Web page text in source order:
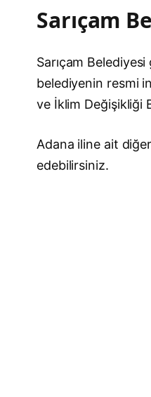
Sarıçam
Sarıçam
belediyenin resmi
ve İklim Değişikliği
Adana iline ait
edebilirsiniz.